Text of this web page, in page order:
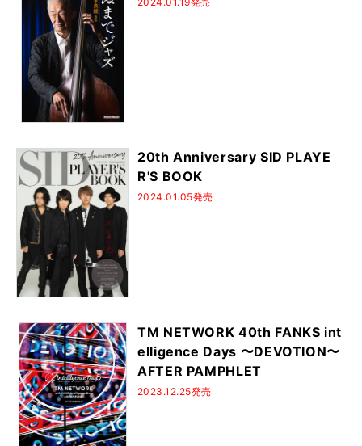
20th Anniversary SID PLAYE
R'S BOOK
2024.01.05発売
TM NETWORK 40th FANKS int
elligence Days 〜DEVOTION〜
AFTER PAMPHLET
2023.12.25発売